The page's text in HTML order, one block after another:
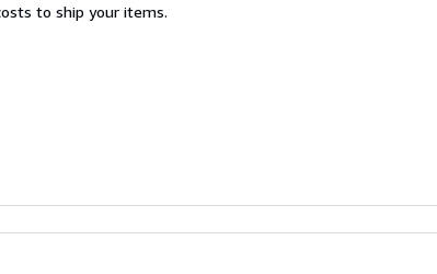
to ship your items.